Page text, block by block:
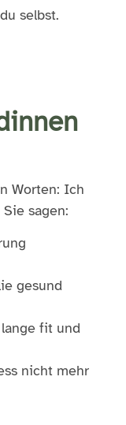
selbst.
Worten: Ich
sagen:
gesund
fit und
nicht mehr